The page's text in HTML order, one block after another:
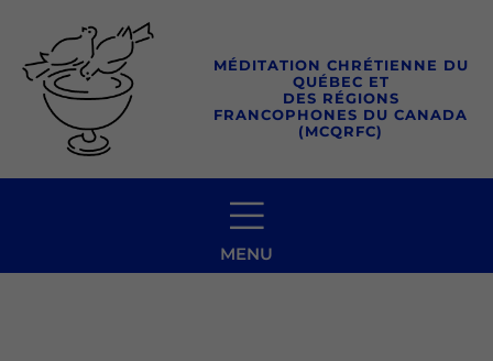
contenu
MÉDITATION CHRÉTIENNE DU
QUÉBEC ET
DES RÉGIONS
FRANCOPHONES DU CANADA
(MCQRFC)
MENU